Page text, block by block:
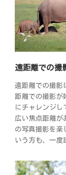
遠距離での撮
遠距離での撮影
距離での撮影が
にチャレンジ
広い焦点距離が
の写真撮影を楽
いう方も、一度